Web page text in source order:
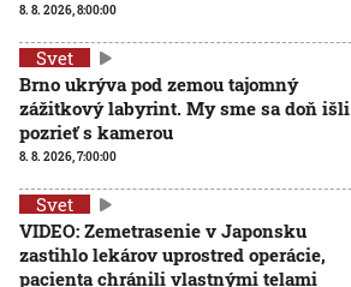
8. 8. 2026, 8:00:00
Svet
Brno ukrýva pod zemou tajomný
zážitkový labyrint. My sme sa doň išli
pozrieť s kamerou
8. 8. 2026, 7:00:00
Svet
VIDEO: Zemetrasenie v Japonsku
zastihlo lekárov uprostred operácie,
pacienta chránili vlastnými telami